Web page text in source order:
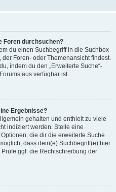
Foren durchsuchen?
du einen Suchbegriff in die Suchbox
Foren- oder Themenansicht findest.
indem du den „Erweiterte Suche“-
aus verfügbar ist.
Ergebnisse?
gehalten und enthielt zu viele
indiziert werden. Stelle eine
die dir die erweiterte Suche
dass dein(e) Suchbegriff(e) hier
ggf. die Rechtschreibung der